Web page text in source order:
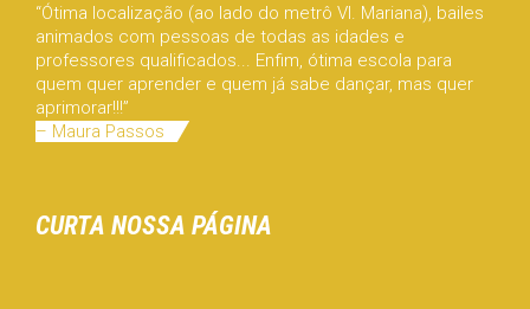
“Ótima localização (ao lado do metrô Vl. Mariana), bailes
animados com pessoas de todas as idades e
professores qualificados... Enfim, ótima escola para
quem quer aprender e quem já sabe dançar, mas quer
aprimorar!!!”
– Maura Passos
CURTA NOSSA PÁGINA